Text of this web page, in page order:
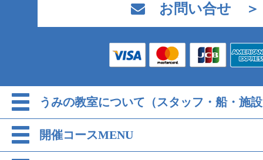
お問い合せ ＞
うみの教室について（スタッフ・船・施
開催コースMENU